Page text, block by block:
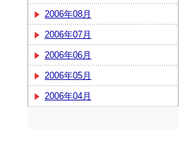
2006年08月
2006年07月
2006年06月
2006年05月
2006年04月